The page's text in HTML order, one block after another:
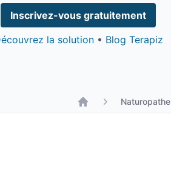
Inscrivez-vous gratuitement
la solution• Blog Terapiz
Naturopathe